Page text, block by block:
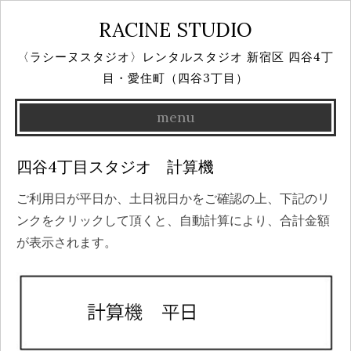
RACINE STUDIO
〈ラシーヌスタジオ〉レンタルスタジオ 新宿区 四谷4丁
目・愛住町（四谷3丁目）
menu
to
content
四谷4丁目スタジオ 計算機
ご利用日が平日か、土日祝日かをご確認の上、下記のリ
ンクをクリックして頂くと、自動計算により、合計金額
が表示されます。